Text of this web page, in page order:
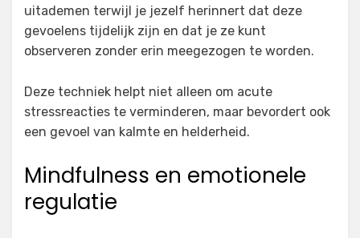
uitademen terwijl je jezelf herinnert dat deze
gevoelens tijdelijk zijn en dat je ze kunt
observeren zonder erin meegezogen te worden.
Deze techniek helpt niet alleen om acute
stressreacties te verminderen, maar bevordert ook
een gevoel van kalmte en helderheid.
Mindfulness en emotionele
regulatie